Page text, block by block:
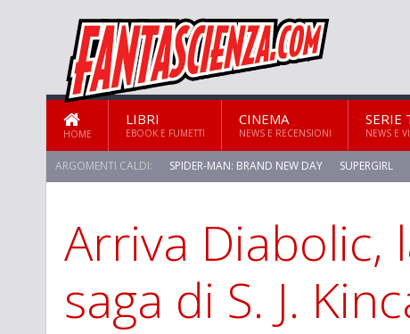
HOME
LIBRI
EBOOK E FUMETTI
CINEMA
NEWS E RECENSIONI
SERIE
NEWS E
ARGOMENTI CALDI: SPIDER-MAN: BRAND NEW DAY SUPERGIRL
STAR TREK: STRANGE NEW WORLDS
Arriva Diabolic,
saga di S. J.